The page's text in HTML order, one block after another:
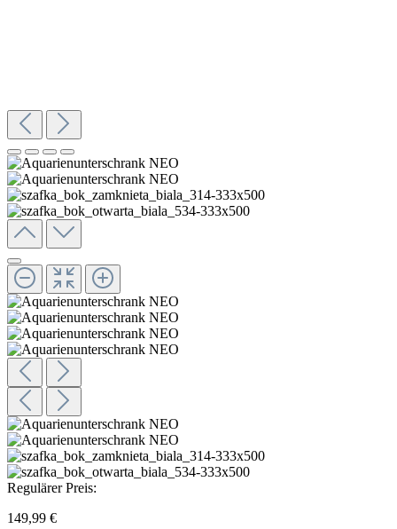
Regulärer Preis:
149,99 €